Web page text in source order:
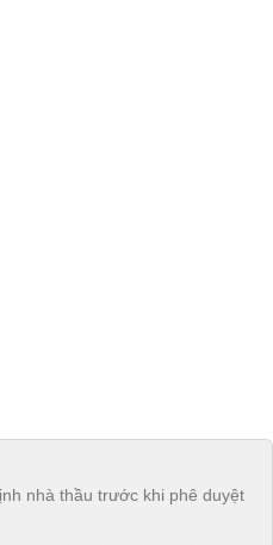
nhà thầu trước khi phê duyệt